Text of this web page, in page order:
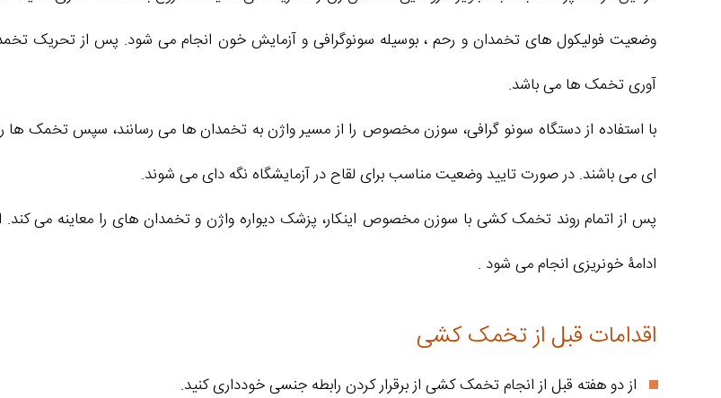
آوری تخمک ها می باشد.
با استفاده از دستگاه سونو گرافی، سوزن مخصوص را از مسیر واژن به تخمدان ها می رسانند، سپس تخمک ها
ای می باشند. در صورت تایید وضعیت مناسب برای لقاح در آزمایشگاه نگه دای می شوند.
پس از اتمام روند تخمک کشی با سوزن مخصوص اینکار، پزشک دیواره واژن و تخمدان های را معاینه می کند.
ادامۀ خونریزی انجام می شود .
اقدامات قبل از تخمک کشی
از دو هفته قبل از انجام تخمک کشی از برقرار کردن رابطه جنسی خودداری کنید.